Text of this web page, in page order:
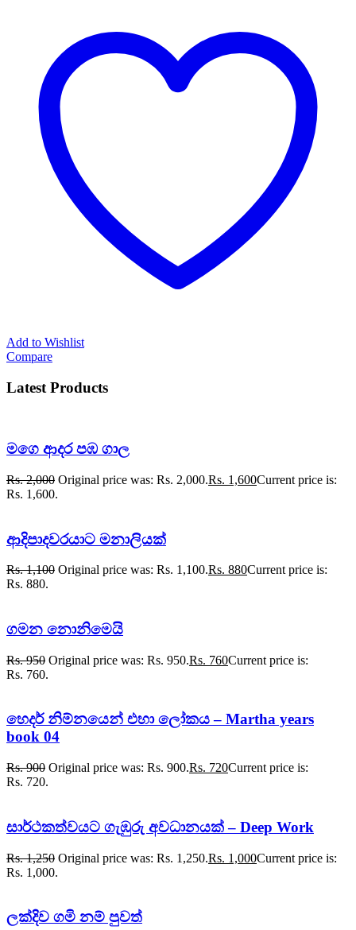
Add to Wishlist
Compare
Latest Products
මගෙ ආදර පඹ ගාල
Rs.2,000 Original price was: Rs. 2,000.Rs. 1,600Current price is:
Rs. 1,600.
ආදිපාදවරයාට මනාලියක්
Rs.1,100 Original price was: Rs. 1,100.Rs. 880Current price is:
Rs. 880.
ගමන නොනිමෙයි
Rs.950 Original price was: Rs. 950.Rs. 760Current price is:
Rs. 760.
හෙදර් නිම්නයෙන් එහා ලෝකය – Martha years
book 04
Rs.900 Original price was: Rs. 900.Rs. 720Current price is:
Rs. 720.
සාර්ථකත්වයට ගැඹුරු අවධානයක් – Deep Work
Rs.1,250 Original price was: Rs. 1,250.Rs. 1,000Current price is:
Rs. 1,000.
ලක්දිව ගමි නම් පුවත්